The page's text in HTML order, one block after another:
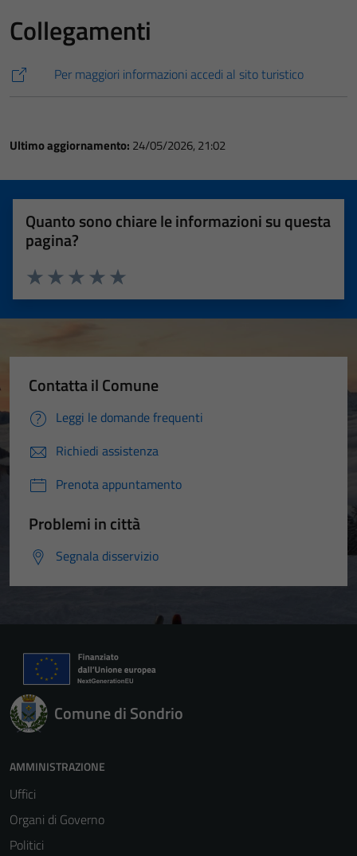
Collegamenti
Per maggiori informazioni accedi al sito turistico
Ultimo aggiornamento: 24/05/2026, 21:02
Quanto sono chiare le informazioni su questa
pagina?
Valuta 5 stelle su 5
Valuta 4 stelle su 5
Valuta 3 stelle su 5
Valuta 2 stelle su 5
Valuta 1 stelle su 5
Contatta il Comune
Leggi le domande frequenti
Richiedi assistenza
Prenota appuntamento
Problemi in città
Segnala disservizio
Comune di Sondrio
AMMINISTRAZIONE
Uffici
Organi di Governo
Politici